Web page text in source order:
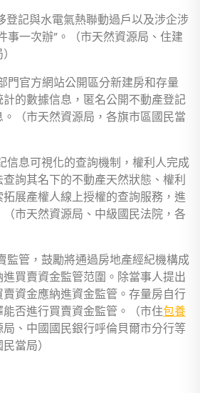
登記與水電氣熱聯動過戶以及涉企涉
事一次辦”。（市天然資源局、住建
門官方網站公開區分新建房和存量
的數據信息，匿名公開不動產登記
（市天然資源局，各旗市區國民當
信息可視化的查詢機制，權利人完成
詢其名下的不動產天然狀態、權利
展產權人線上授權的查詢服務，進
市天然資源局、中級國民法院，各
監管，鼓勵將通過房地產經紀機構成
買賣資金監管范圍。除當事人提出
資金應納進資金監管。存量房自行
否進行買賣資金監管。（市住包養
、中國國民銀行呼倫貝爾市分行等
當局）